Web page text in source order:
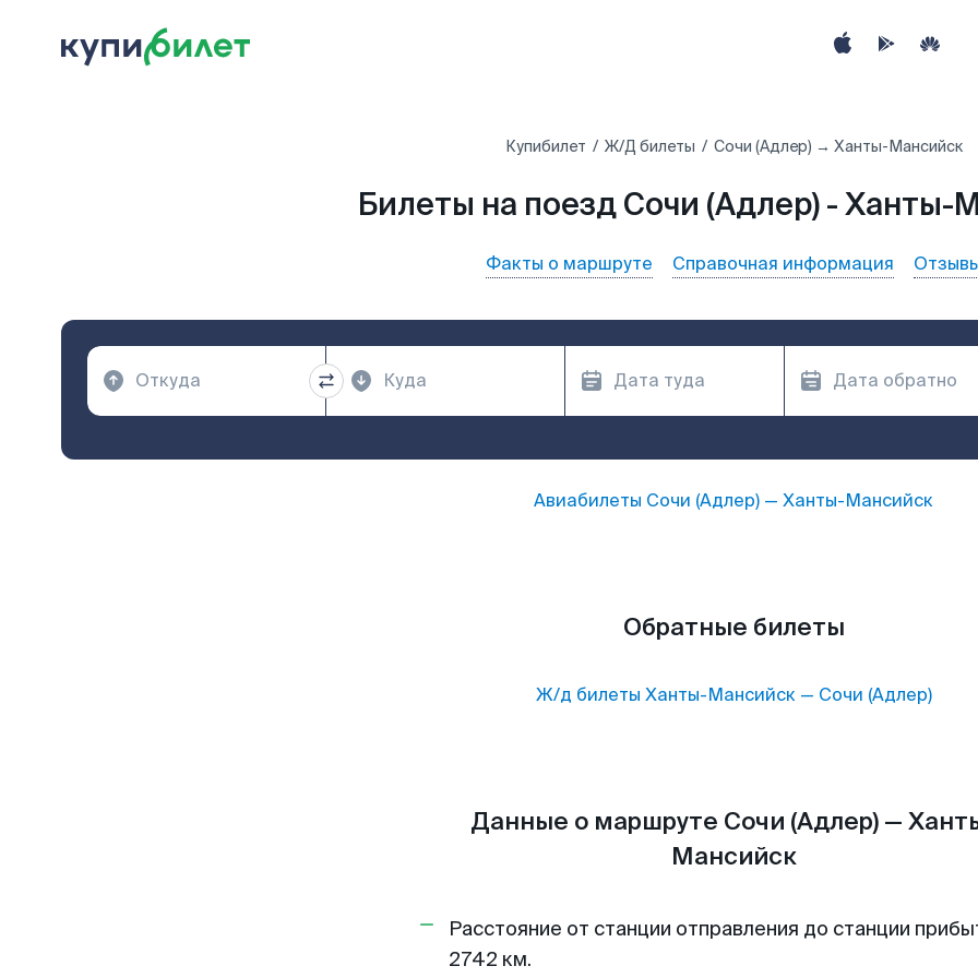
Купибилет Ж/Д билеты Сочи (Адлер) → Ханты-Мансийск
Билеты на поезд Сочи (Адлер) - Ханты-
Факты о маршруте Справочная информация
Авиабилеты Сочи (Адлер) — Ханты-Мансийск
Обратные билеты
Ж/д билеты Ханты-Мансийск— Сочи (Адлер)
Данные о маршруте Сочи (Адлер) —
Мансийск
Расстояние от станции отправления до станции
2742 км.